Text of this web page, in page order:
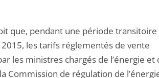
que, pendant une période transitoire
2015, les tarifs réglementés de vente
les ministres chargés de l’énergie et
Commission de régulation de